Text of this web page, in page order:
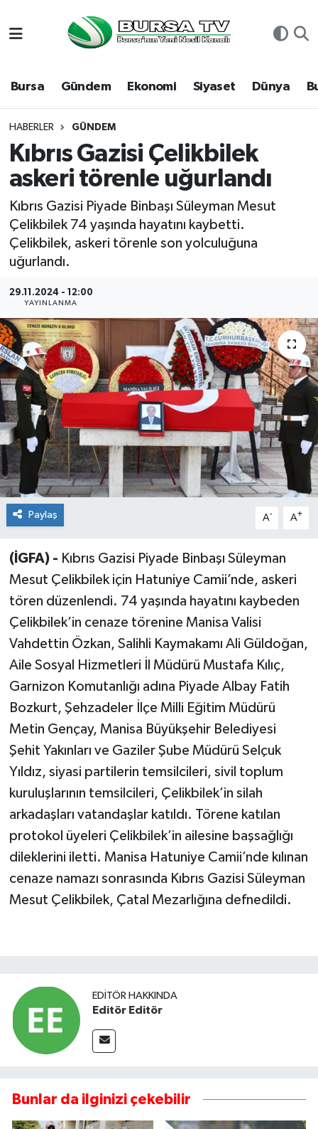
Bursa Gündem Ekonomi Siyaset Dünya
HABERLER GÜNDEM
Kıbrıs Gazisi Çelikbilek
askeri törenle uğurlandı
Kıbrıs Gazisi Piyade Binbaşı Süleyman Mesut
Çelikbilek 74 yaşında hayatını kaybetti.
Çelikbilek, askeri törenle son yolculuğuna
uğurlandı.
29.11.2024 - 12:00
YAYINLANMA
Paylaş A- A+
(İGFA) - Kıbrıs Gazisi Piyade Binbaşı Süleyman
Mesut Çelikbilek için Hatuniye Camii’nde, askeri
tören düzenlendi. 74 yaşında hayatını kaybeden
Çelikbilek’in cenaze törenine Manisa Valisi
Vahdettin Özkan, Salihli Kaymakamı Ali Güldoğan,
Aile Sosyal Hizmetleri İl Müdürü Mustafa Kılıç,
Garnizon Komutanlığı adına Piyade Albay Fatih
Bozkurt, Şehzadeler İlçe Milli Eğitim Müdürü
Metin Gençay, Manisa Büyükşehir Belediyesi
Şehit Yakınları ve Gaziler Şube Müdürü Selçuk
Yıldız, siyasi partilerin temsilcileri, sivil toplum
kuruluşlarının temsilcileri, Çelikbilek’in silah
arkadaşları vatandaşlar katıldı. Törene katılan
protokol üyeleri Çelikbilek’in ailesine başsağlığı
dileklerini iletti. Manisa Hatuniye Camii’nde kılınan
cenaze namazı sonrasında Kıbrıs Gazisi Süleyman
Mesut Çelikbilek, Çatal Mezarlığına defnedildi.
EDITÖR HAKKINDA
Editör Editör
Bunlar da ilginizi çekebilir
Bursa
Dünya
Eğitim
Ekonomi
Genel
Magazin
Sağlık
Siyaset
Spor
Teknoloji
Türkiye
Hava Durumu
Namaz Vakitleri
Trafik Durumu
Süper Lig Puan Durumu ve Fikstür
Tüm Manşetler
Haber Arşivi